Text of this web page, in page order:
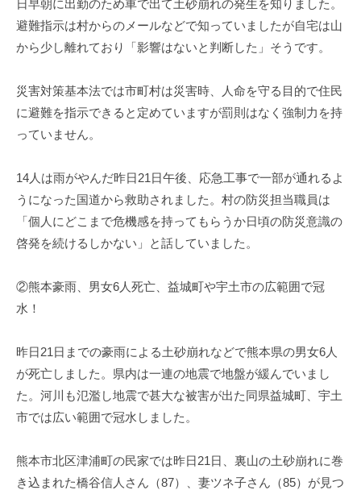
日早朝に出勤のため車で出て土砂崩れの発生を知りました。
避難指示は村からのメールなどで知っていましたが自宅は山
から少し離れており「影響はないと判断した」そうです。
災害対策基本法では市町村は災害時、人命を守る目的で住民
に避難を指示できると定めていますが罰則はなく強制力を持
っていません。
14人は雨がやんだ昨日21日午後、応急工事で一部が通れるよ
うになった国道から救助されました。村の防災担当職員は
「個人にどこまで危機感を持ってもらうか日頃の防災意識の
啓発を続けるしかない」と話していました。
②熊本豪雨、男女6人死亡、益城町や宇土市の広範囲で冠
水！
昨日21日までの豪雨による土砂崩れなどで熊本県の男女6人
が死亡しました。県内は一連の地震で地盤が緩んでいまし
た。河川も氾濫し地震で甚大な被害が出た同県益城町、宇土
市では広い範囲で冠水しました。
熊本市北区津浦町の民家では昨日21日、裏山の土砂崩れに巻
き込まれた橋谷信人さん（87）、妻ツネ子さん（85）が見つ